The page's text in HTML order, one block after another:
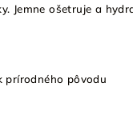
Jemne ošetruje a
prírodného pôvodu